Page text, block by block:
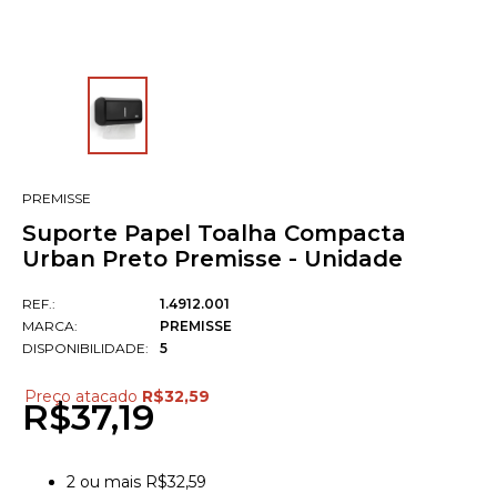
PREMISSE
Suporte Papel Toalha Compacta
Urban Preto Premisse - Unidade
REF.:
MARCA:
DISPONIBILIDADE:
1.4912.001
PREMISSE
5
Preço atacado R$32,59
R$37,19
2 ou mais R$32,59